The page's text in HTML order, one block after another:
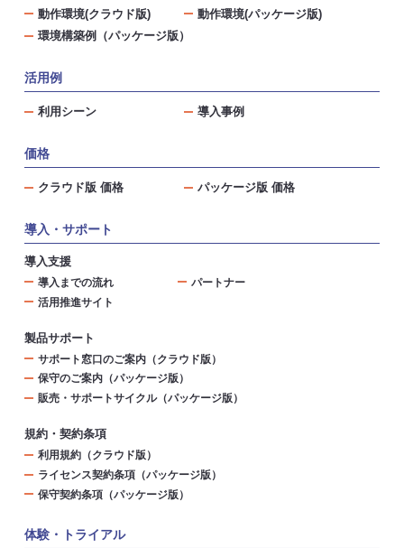
動作環境(クラウド版)
動作環境(パッケージ版)
環境構築例（パッケージ版）
活用例
利用シーン 導入事例
価格
クラウド版 価格 パッケージ版 価格
導入・サポート
導入支援
導入までの流れ
パートナー
活用推進サイト
製品サポート
サポート窓口のご案内（クラウド版）
保守のご案内（パッケージ版）
販売・サポートサイクル（パッケージ版）
規約・契約条項
利用規約（クラウド版）
ライセンス契約条項（パッケージ版）
保守契約条項（パッケージ版）
体験・トライアル